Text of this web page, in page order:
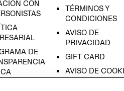
CON
DE
TÉRMINOS Y
CONDICIONES
AVISO DE
PRIVACIDAD
GIFT CARD
AVISO DE